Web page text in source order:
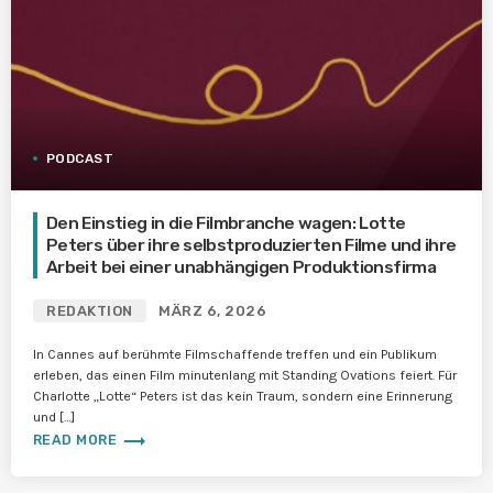
PODCAST
Den Einstieg in die Filmbranche wagen: Lotte
Peters über ihre selbstproduzierten Filme und ihre
Arbeit bei einer unabhängigen Produktionsfirma
REDAKTION MÄRZ 6, 2026
In Cannes auf berühmte Filmschaffende treffen und ein Publikum
erleben, das einen Film minutenlang mit Standing Ovations feiert. Für
Charlotte „Lotte“ Peters ist das kein Traum, sondern eine Erinnerung
und […]
READ MORE trending_flat